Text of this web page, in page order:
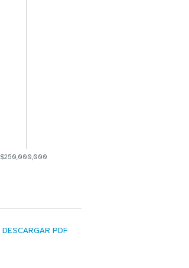
$250,000,000
DESCARGAR PDF